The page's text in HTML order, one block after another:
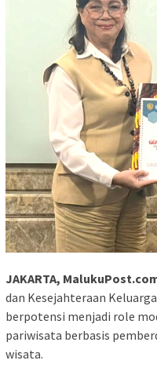
JAKARTA,
dan Kesejahteraan
berpotensi menjadi role
pariwisata berbasis
wisata.